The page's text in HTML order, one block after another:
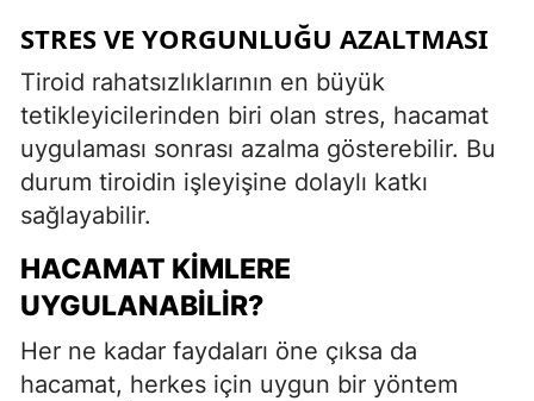
STRES VE YORGUNLUĞU AZALTMASI
Tiroid rahatsızlıklarının en büyük
tetikleyicilerinden biri olan stres, hacamat
uygulaması sonrası azalma gösterebilir. Bu
durum tiroidin işleyişine dolaylı katkı
sağlayabilir.
HACAMAT KIMLERE
UYGULANABILIR?
Her ne kadar faydaları öne çıksa da
hacamat, herkes için uygun bir yöntem